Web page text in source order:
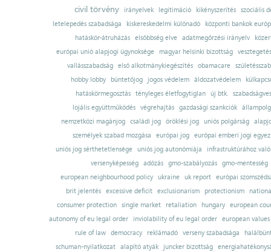
civil törvény
irányelvek legitimáció kikényszerítés szociális
letelepedés szabadsága
kiskereskedelmi különadó
központi bankok
hatáskör-átruházás
elsőbbség elve adatmegőrzési irányelv
európai unió alapjogi ügynoksége
magyar helsinki bizottság
vesztegetés
vallásszabadság
első alkotmánykiegészítés obamacare
hobby lobby
büntetőjog jogos védelem áldozatvédelem
hatáskörmegosztás tényleges életfogytiglan új btk.
lojális együttműködés
végrehajtás gazdasági szankciók
nemzetközi magánjog
családi jog öröklési jog uniós polgárság
személyek szabad mozgása
európai jog európai emberi jogi
uniós jog sérthetetlensége uniós jog autonómiája
infrastruktúrához
versenyképesség adózás gmo-szabályozás gmo-mentesség
european neighbourhood policy
ukraine uk report
európai
brit jelentés excessive deficit exclusionarism protectionism
consumer protection
single market retaliation hungary
european
autonomy of eu legal order
inviolability of eu legal order
european values
rule of law
democracy reklámadó verseny szabadsága
schuman-nyilatkozat alapító atyák juncker bizottság